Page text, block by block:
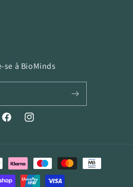
se à BioMinds
FacebookInstagram